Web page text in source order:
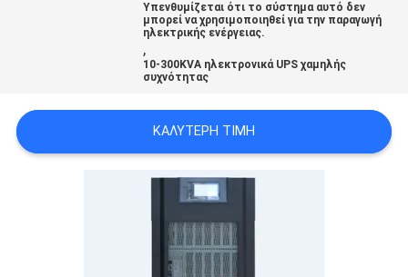
ΜΥΣΤΙΚΌΤΗΤΑΣ
Υπενθυμίζεται ότι το σύστημα αυτό δεν
μπορεί να χρησιμοποιηθεί για την παραγωγή
ηλεκτρικής ενέργειας.
,
10-300KVA ηλεκτρονικά UPS χαμηλής
συχνότητας
ΚΑΛΎΤΕΡΗ ΤΙΜΉ